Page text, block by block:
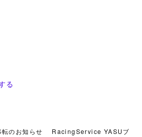
る
転のお知らせ RacingService YASUブ